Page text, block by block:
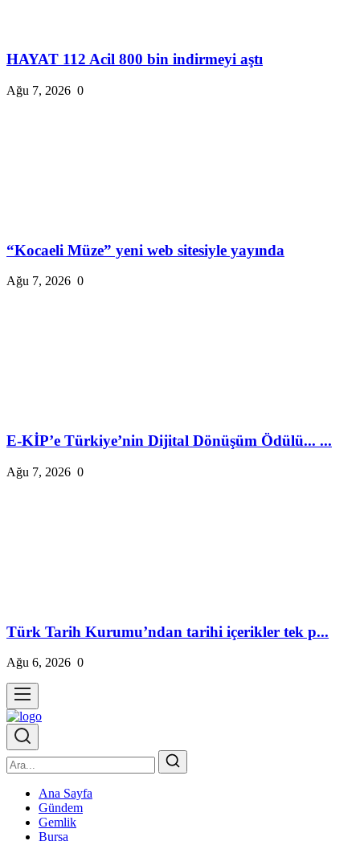
HAYAT 112 Acil 800 bin indirmeyi aştı
Ağu 7, 2026 0
“Kocaeli Müze” yeni web sitesiyle yayında
Ağu 7, 2026 0
E-KİP’e Türkiye’nin Dijital Dönüşüm Ödülü... ...
Ağu 7, 2026 0
Türk Tarih Kurumu’ndan tarihi içerikler tek p...
Ağu 6, 2026 0
Ana Sayfa
Gündem
Gemlik
Bursa